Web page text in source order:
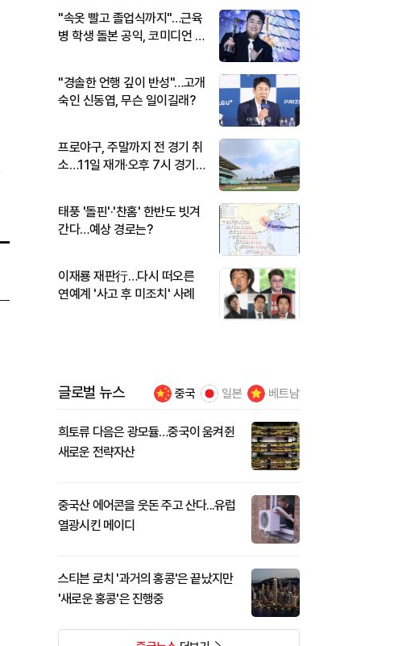
"속옷 빨고 졸업식까지"…근육
병 학생 돌본 공익, 코미디언 김
"경솔한 언행 깊이 반성"…고개
숙인 신동엽, 무슨 일이길래?
프로야구, 주말까지 전 경기 취
소…11일 재개·오후 7시 경기
태풍 '돌핀'·'찬홈' 한반도 빗겨
간다…예상 경로는?
이재룡 재판行…다시 떠오른
연예계 '사고 후 미조치' 사례
글로벌 뉴스 중국 일본 베트남
희토류 다음은 광모듈…중국이 움켜쥔
새로운 전략자산
중국산 에어콘을 웃돈 주고 산다...유럽
열광시킨 메이디
스티븐 로치 '과거의 홍콩'은 끝났지만
'새로운 홍콩'은 진행중